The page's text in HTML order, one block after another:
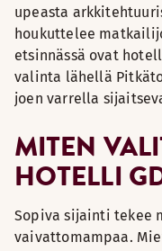
upeasta
houkuttelee
etsinnässä ovat
valinta lähellä
joen varrella
MITEN
HOTELLI
Sopiva sijainti tekee
vaivattomampaa.